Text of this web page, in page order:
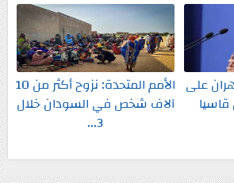
على
الأمم المتحدة: نزوح أكثر من 10
آلاف شخص في السودان خلال
3...